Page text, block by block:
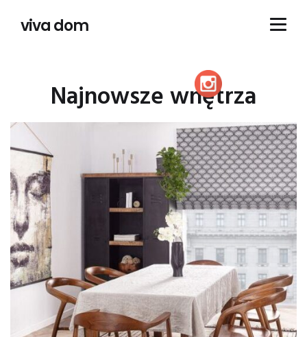
viva dom
Najnowsze wnętrza